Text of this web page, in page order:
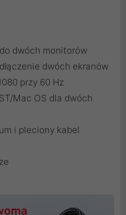
dwóch monitorów
dwóch ekranów
przy 60 Hz
Mac OS dla dwóch
i pleciony kabel